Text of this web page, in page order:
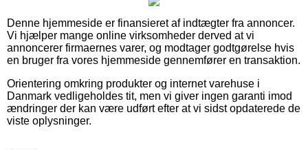
Denne hjemmeside er finansieret af indtægter fra annoncer.
Vi hjælper mange online virksomheder derved at vi
annoncerer firmaernes varer, og modtager godtgørelse hvis
en bruger fra vores hjemmeside gennemfører en transaktion.
Orientering omkring produkter og internet varehuse i
Danmark vedligeholdes tit, men vi giver ingen garanti imod
ændringer der kan være udført efter at vi sidst opdaterede de
viste oplysninger.